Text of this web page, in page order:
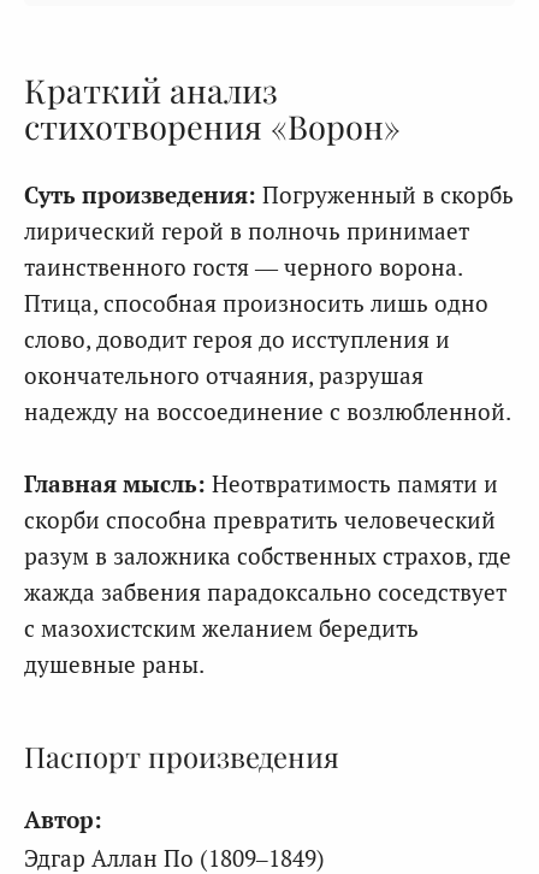
Краткий анализ
стихотворения «Ворон»
Суть произведения: Погруженный в скорбь
лирический герой в полночь принимает
таинственного гостя — черного ворона.
Птица, способная произносить лишь одно
слово, доводит героя до исступления и
окончательного отчаяния, разрушая
надежду на воссоединение с возлюбленной.
Главная мысль: Неотвратимость памяти и
скорби способна превратить человеческий
разум в заложника собственных страхов, где
жажда забвения парадоксально соседствует
с мазохистским желанием бередить
душевные раны.
Паспорт произведения
Автор:
Эдгар Аллан По (1809–1849)